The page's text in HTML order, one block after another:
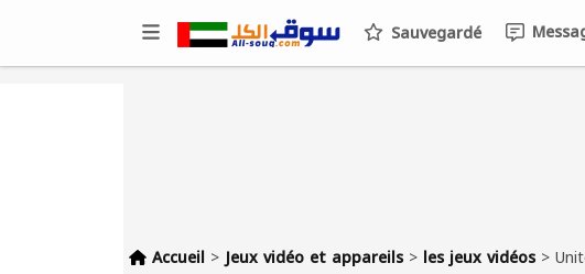
Sauvegardé
Accueil >Jeux vidéo et appareils > les jeux vidéos >